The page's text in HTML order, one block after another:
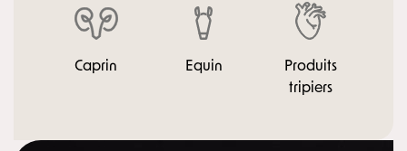
Caprin Equin
Produits
tripiers